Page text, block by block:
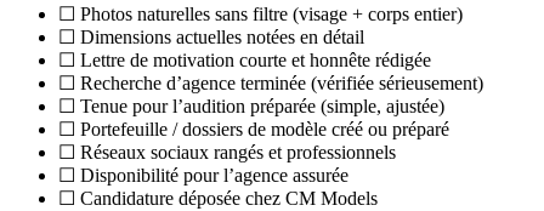
☐ Photos naturelles sans filtre (visage + corps entier)
☐ Dimensions actuelles notées en détail
☐ Lettre de motivation courte et honnête rédigée
☐ Recherche d’agence terminée (vérifiée sérieusement)
☐ Tenue pour l’audition préparée (simple, ajustée)
☐ Portefeuille / dossiers de modèle créé ou préparé
☐ Réseaux sociaux rangés et professionnels
☐ Disponibilité pour l’agence assurée
☐ Candidature déposée chez CM Models